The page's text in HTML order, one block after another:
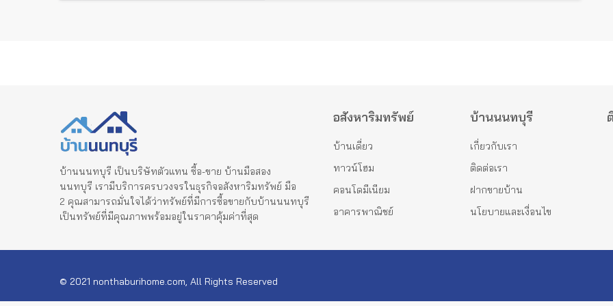
บ้านนนทบุรี เป็นบริษัทตัวแทน ซื้อ-ขาย บ้านมือสอง
นนทบุรี เรามีบริการครบวงจรในธุรกิจอสังหาริมทรัพย์ มือ
2 คุณสามารถมั่นใจได้ว่าทรัพย์ที่มีการซื้อขายกับบ้านนนทบุรี
เป็นทรัพย์ที่มีคุณภาพพร้อมอยู่ในราคาคุ้มค่าที่สุด
อสังหาริมทรัพย์
บ้านเดี่ยว
ทาวน์โฮม
คอนโดมีเนียม
อาคารพาณิชย์
บ้านนนทบุรี
เกี่ยวกับเรา
ติดต่อเรา
ฝากขายบ้าน
นโยบายและเงื่อนไข
© 2021 nonthaburihome.com, All Rights Reserved